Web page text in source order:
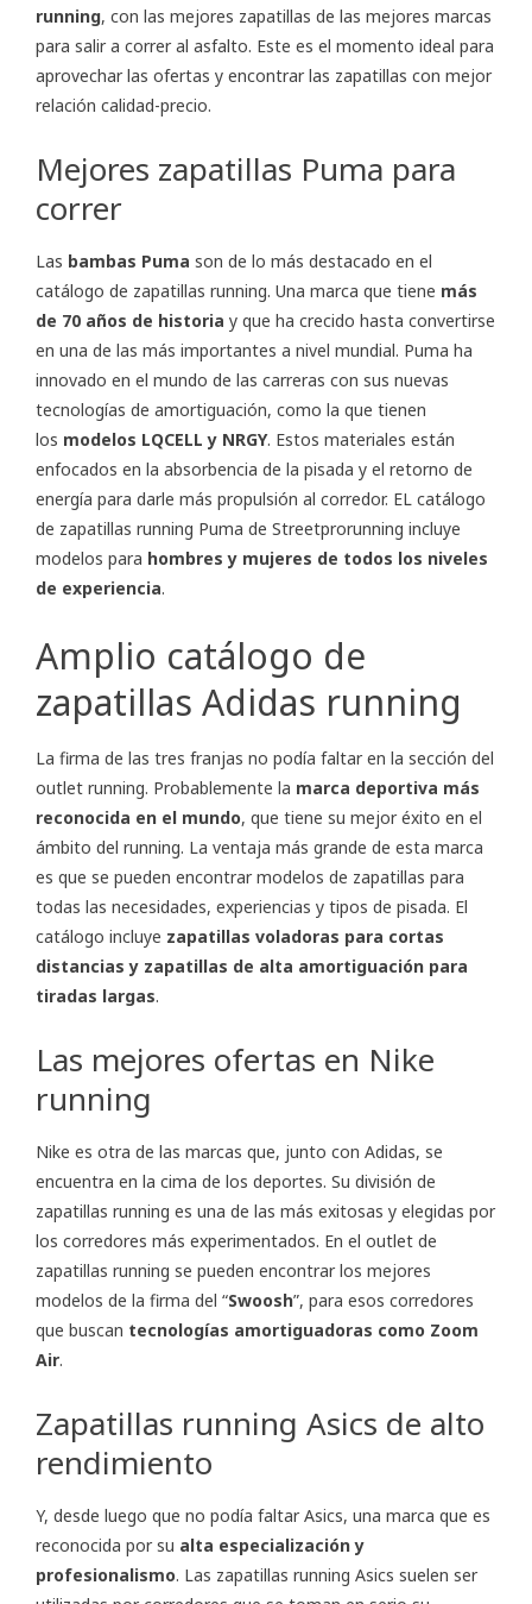
running, con las mejores zapatillas de las mejores marcas
para salir a correr al asfalto. Este es el momento ideal para
aprovechar las ofertas y encontrar las zapatillas con mejor
relación calidad-precio.
Mejores zapatillas Puma para
correr
Las bambas Puma son de lo más destacado en el
catálogo de zapatillas running. Una marca que tiene más
de 70 años de historia y que ha crecido hasta convertirse
en una de las más importantes a nivel mundial. Puma ha
innovado en el mundo de las carreras con sus nuevas
tecnologías de amortiguación, como la que tienen
los modelos LQCELL y NRGY. Estos materiales están
enfocados en la absorbencia de la pisada y el retorno de
energía para darle más propulsión al corredor. EL catálogo
de zapatillas running Puma de Streetprorunning incluye
modelos para hombres y mujeres de todos los niveles
de experiencia.
Amplio catálogo de
zapatillas Adidas running
La firma de las tres franjas no podía faltar en la sección del
outlet running. Probablemente la marca deportiva más
reconocida en el mundo, que tiene su mejor éxito en el
ámbito del running. La ventaja más grande de esta marca
es que se pueden encontrar modelos de zapatillas para
todas las necesidades, experiencias y tipos de pisada. El
catálogo incluye zapatillas voladoras para cortas
distancias y zapatillas de alta amortiguación para
tiradas largas.
Las mejores ofertas en Nike
running
Nike es otra de las marcas que, junto con Adidas, se
encuentra en la cima de los deportes. Su división de
zapatillas running es una de las más exitosas y elegidas por
los corredores más experimentados. En el outlet de
zapatillas running se pueden encontrar los mejores
modelos de la firma del “Swoosh”, para esos corredores
que buscan tecnologías amortiguadoras como Zoom
Air.
Zapatillas running Asics de alto
rendimiento
Y, desde luego que no podía faltar Asics, una marca que es
reconocida por su alta especialización y
profesionalismo. Las zapatillas running Asics suelen ser